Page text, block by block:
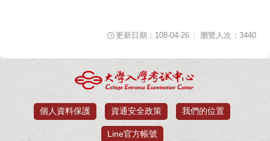
更新日期：108-04-26 瀏覽人次：3440
個人資料保護 資通安全政策 我們的位置
Line官方帳號